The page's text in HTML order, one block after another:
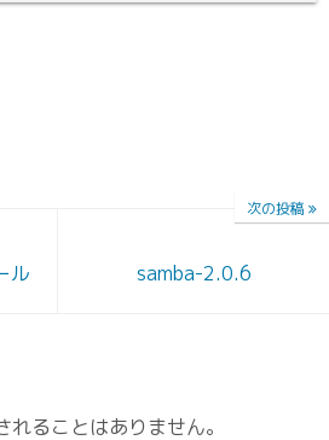
ル
次の投稿
samba-2.0.6
ることはありません。